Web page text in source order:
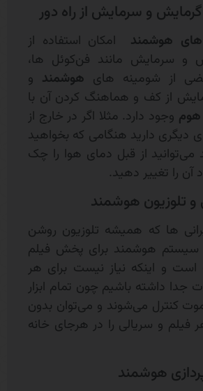
و سرمایش از راه دور
های هوشمند
امکان استفاده از
و سرمایش مانند فن‌کوئل ها،
از شومینه های هوشمند و
از کف و هماهنگ کردن آن با
هوم وجود دارد. مثلا اگر در خارج از
ی دیگری دارید هنگامی که بخواهید
می‌توانید از قبل دمای هوا را چک
آن را تغییر دهید.
تلوزیون هوشمند
ها که همیشه تلوزیون روشن
سیستم هوشمند برای پخش فیلم
و اینکه نیاز نیست برای هر
داشته باشیم چون تمام ابزار
کنترل می‌شوند و می‌توان بدون
فیلم و سریالی را در هرجای خانه
هوشمند